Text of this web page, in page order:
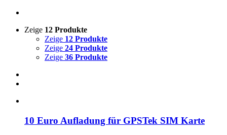
Zeige 12 Produkte
Zeige 12 Produkte
Zeige 24 Produkte
Zeige 36 Produkte
10 Euro Aufladung für GPSTek SIM Karte